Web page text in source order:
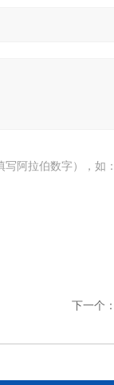
写阿拉伯数字），如
下一个：